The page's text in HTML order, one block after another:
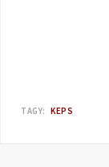
TAGY: KEPS